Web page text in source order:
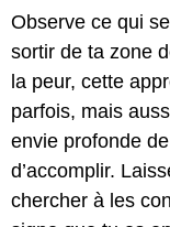
Observe ce qui
sortir de ta zone
la peur, cette
parfois, mais
envie profonde
d’accomplir.
chercher à les